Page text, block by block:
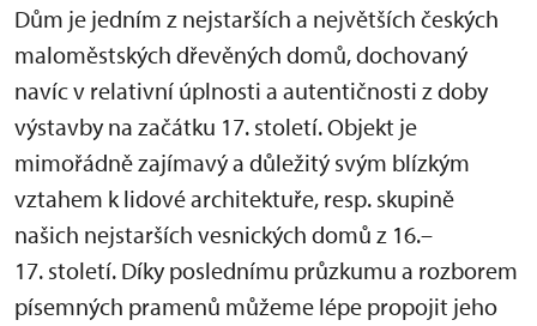
Dům je jedním z nejstarších a největších českých
maloměstských dřevěných domů, dochovaný
navíc v relativní úplnosti a autentičnosti z doby
výstavby na začátku 17. století. Objekt je
mimořádně zajímavý a důležitý svým blízkým
vztahem k lidové architektuře, resp. skupině
našich nejstarších vesnických domů z 16.–
17. století. Díky poslednímu průzkumu a rozborem
písemných pramenů můžeme lépe propojit jeho